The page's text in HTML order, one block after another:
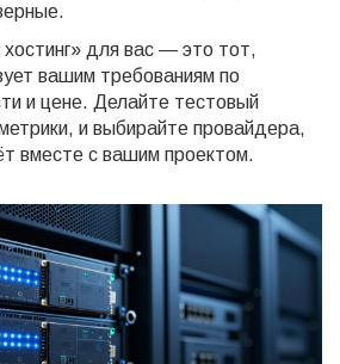
для вас — это тот,
вашим требованиям по
и цене. Делайте тестовый
и выбирайте провайдера,
вместе с вашим проектом.